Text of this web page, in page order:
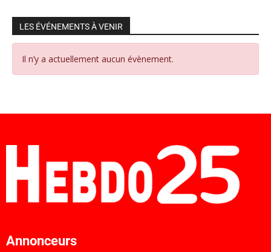
LES ÉVÉNEMENTS À VENIR
Il n’y a actuellement aucun évènement.
Annonceurs